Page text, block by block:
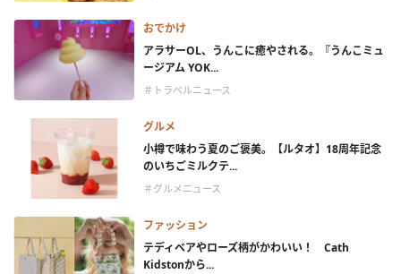
おでかけ
アラサーOL、うんこに癒やされる。『うんこミュ
ージアム YOK...
＃トラベルニュース
グルメ
小樽で味わう夏のご褒美。【ルタオ】18周年記念
のいちごミルクテ...
＃グルメニュース
ファッション
テディベアやローズ柄がかわいい！ Cath
Kidstonから...